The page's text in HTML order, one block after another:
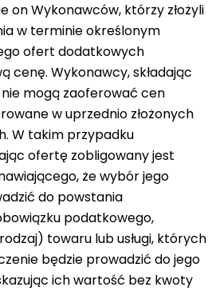
on Wykonawców, którzy złożyli
w terminie określonym
ofert dodatkowych
cenę. Wykonawcy, składając
mogą zaoferować cen
w uprzednio złożonych
W takim przypadku
ofertę zobligowany jest
że wybór jego
do powstania
podatkowego,
towaru lub usługi, których
będzie prowadzić do jego
ich wartość bez kwoty